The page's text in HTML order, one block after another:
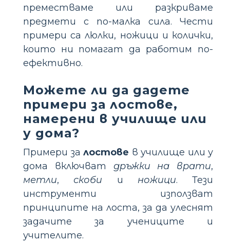
преместваме или разкриваме
предмети с по-малка сила. Чести
примери са люлки, ножици и колички,
които ни помагат да работим по-
ефективно.
Можете ли да дадете
примери за лостове,
намерени в училище или
у дома?
Примери за лостове в училище или у
дома включват дръжки на врати,
метли, скоби и ножици. Тези
инструменти използват
принципите на лоста, за да улеснят
задачите за учениците и
учителите.